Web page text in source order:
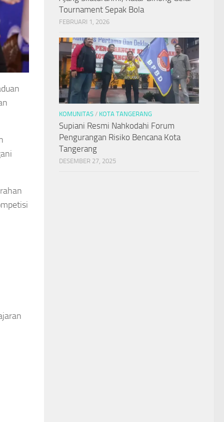
Tournament Sepak Bola
FEBRUARI 1, 2026
KOMUNITAS / KOTA TANGERANG
Supiani Resmi Nahkodahi Forum
Pengurangan Risiko Bencana Kota
Tangerang
DESEMBER 27, 2025